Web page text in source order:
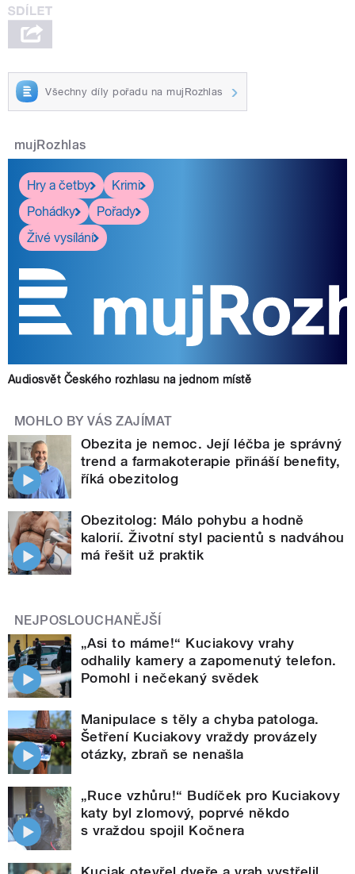
Všechny díly pořadu na mujRozhlas
mujRozhlas
Hry a četby
Krimi
Pohádky
Pořady
Živé vysílání
Audiosvět Českého rozhlasu na jednom místě
MOHLO BY VÁS ZAJÍMAT
Obezita je nemoc. Její léčba je správný
trend a farmakoterapie přináší benefity,
říká obezitolog
Obezitolog: Málo pohybu a hodně
kalorií. Životní styl pacientů s nadváhou
má řešit už praktik
NEJPOSLOUCHANĚJŠÍ
„Asi to máme!“ Kuciakovy vrahy
odhalily kamery a zapomenutý telefon.
Pomohl i nečekaný svědek
Manipulace s těly a chyba patologa.
Šetření Kuciakovy vraždy provázely
otázky, zbraň se nenašla
„Ruce vzhůru!“ Budíček pro Kuciakovy
katy byl zlomový, poprvé někdo
s vraždou spojil Kočnera